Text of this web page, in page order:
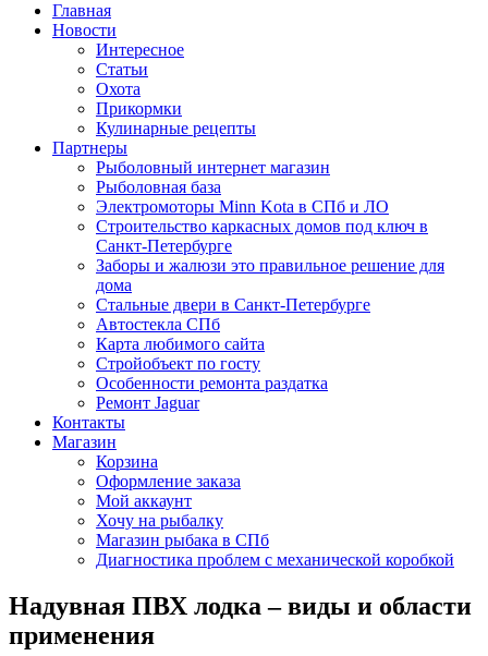
Главная
Новости
Интересное
Статьи
Охота
Прикормки
Кулинарные рецепты
Партнеры
Рыболовный интернет магазин
Рыболовная база
Электромоторы Minn Kota в СПб и ЛО
Строительство каркасных домов под ключ в
Санкт-Петербурге
Заборы и жалюзи это правильное решение для
дома
Стальные двери в Санкт-Петербурге
Автостекла СПб
Карта любимого сайта
Стройобъект по госту
Особенности ремонта раздатка
Ремонт Jaguar
Контакты
Магазин
Корзина
Оформление заказа
Мой аккаунт
Хочу на рыбалку
Магазин рыбака в СПб
Диагностика проблем с механической коробкой
Надувная ПВХ лодка – виды и области
применения